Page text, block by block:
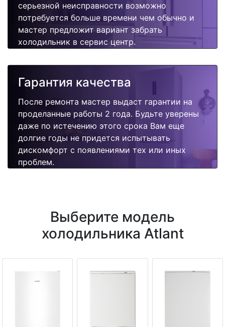
серьезной неисправности возможно
потребуется больше времени чем обычно и
мастер предложит вариант забрать
холодильник в сервис центр.
Гарантия качества
После ремонта мастер выдаст гарантии на
проделанные работы 2 года. Будьте уверены
даже по истечению этого срока Вам еще
долгие годы не придется испытывать
дискомфорт с появлениями тех или иных
проблем.
Выберите модель
холодильника Atlant